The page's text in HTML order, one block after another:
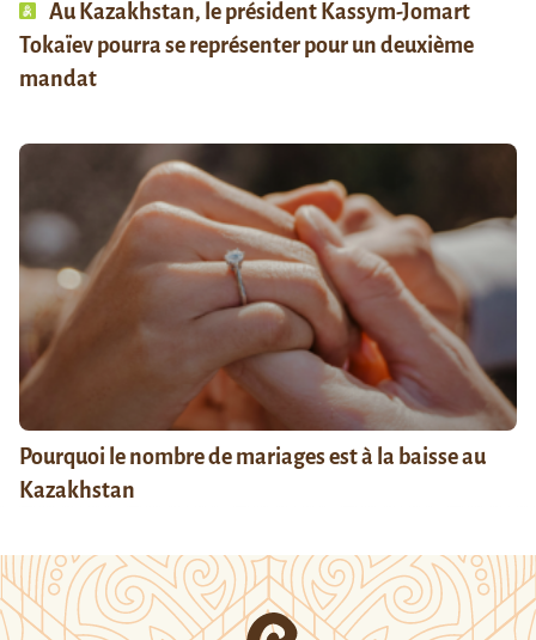
Au Kazakhstan, le président Kassym-Jomart
Tokaïev pourra se représenter pour un deuxième
mandat
Pourquoi le nombre de mariages est à la baisse au
Kazakhstan